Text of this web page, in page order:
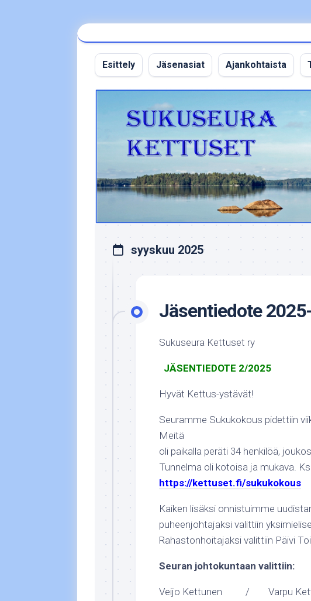
Esittely Jäsenasiat Ajankohtaista
syyskuu 2025
Jäsentiedote
Sukuseura Kettuset ry
JÄSENTIEDOTE 2/2025
Hyvät Kettus-ystävät!
Seuramme Sukukokous pidettiin
Meitä
oli paikalla peräti 34 henkilöä,
Tunnelma oli kotoisa ja mukava.
https://kettuset.fi/sukukokous
Kaiken lisäksi onnistuimme
puheenjohtajaksi valittiin
Rahastonhoitajaksi valittiin Päivi
Seuran johtokuntaan valittiin:
Veijo Kettunen / Varpu